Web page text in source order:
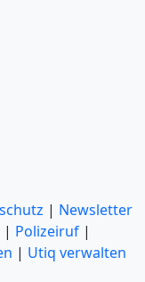
| Newsletter
| Polizeiruf |
| Utiq verwalten